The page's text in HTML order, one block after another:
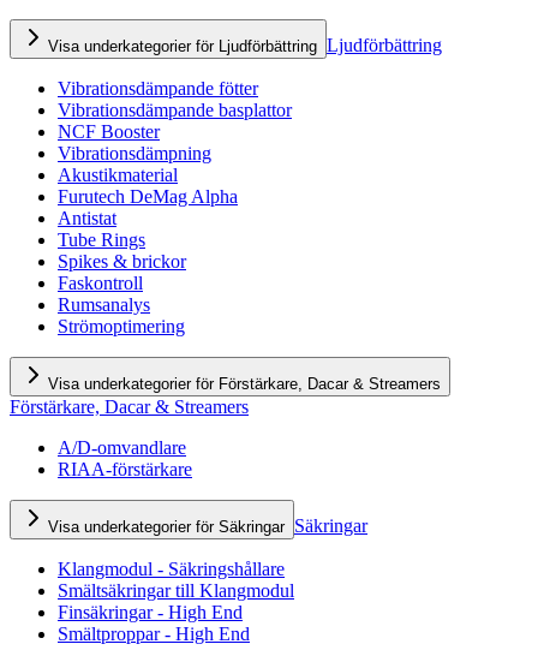
Visa underkategorier för Ljudförbättring Ljudförbättring
Vibrationsdämpande fötter
Vibrationsdämpande basplattor
NCF Booster
Vibrationsdämpning
Akustikmaterial
Furutech DeMag Alpha
Antistat
Tube Rings
Spikes & brickor
Faskontroll
Rumsanalys
Strömoptimering
Visa underkategorier för Förstärkare, Dacar & Streamers
Förstärkare, Dacar & Streamers
A/D-omvandlare
RIAA-förstärkare
Visa underkategorier för Säkringar Säkringar
Klangmodul - Säkringshållare
Smältsäkringar till Klangmodul
Finsäkringar - High End
Smältproppar - High End